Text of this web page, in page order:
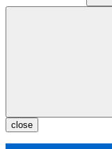
close